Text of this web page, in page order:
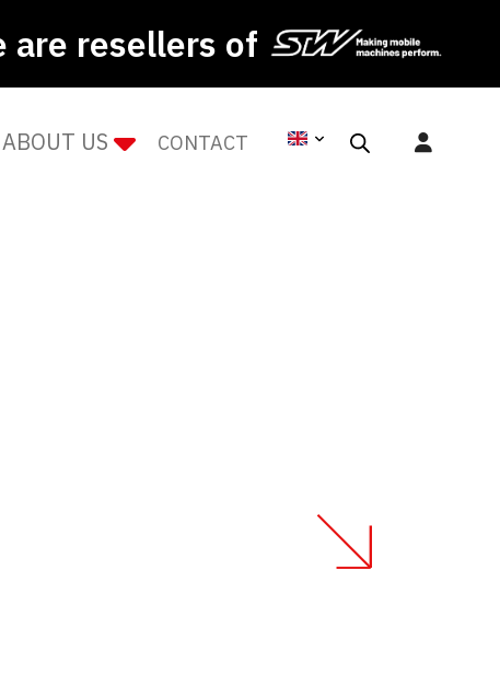
are resellers of
ABOUT US CONTACT